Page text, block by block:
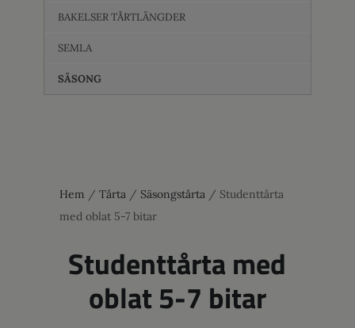
BAKELSER TÅRTLÄNGDER
SEMLA
SÄSONG
Hem / Tårta/ Säsongstårta/ Studenttårta
med oblat 5-7 bitar
Studenttårta med
oblat 5-7 bitar